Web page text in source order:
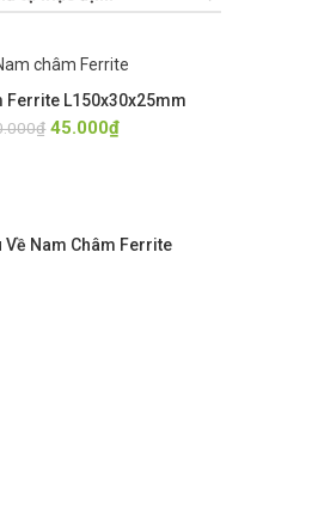
Ferrite L150x30x25mm
₫ 45.000₫
Về Nam Châm Ferrite